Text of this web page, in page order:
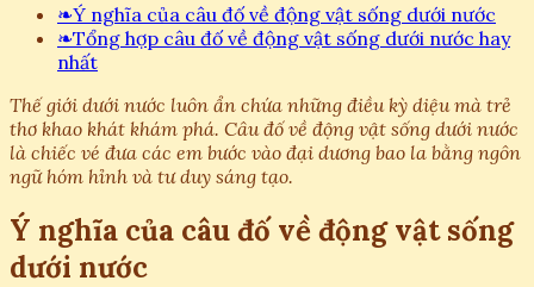
❧Ý nghĩa của câu đố về động vật sống dưới nước
❧Tổng hợp câu đố về động vật sống dưới nước hay
nhất
Thế giới dưới nước luôn ẩn chứa những điều kỳ diệu mà trẻ
thơ khao khát khám phá. Câu đố về động vật sống dưới nước
là chiếc vé đưa các em bước vào đại dương bao la bằng ngôn
ngữ hóm hỉnh và tư duy sáng tạo.
Ý nghĩa của câu đố về động vật sống
dưới nước